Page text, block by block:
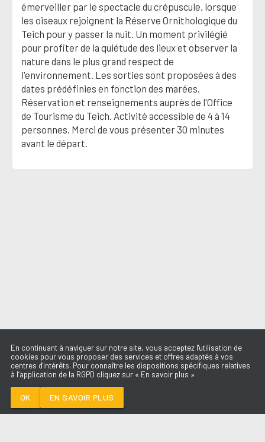
DAI DAI
émerveiller par le spectacle du crépuscule, lorsque
les oiseaux rejoignent la Réserve Ornithologique du
Teich pour y passer la nuit. Un moment privilégié
pour profiter de la quiétude des lieux et observer la
nature dans le plus grand respect de
l'environnement. Les sorties sont proposées à des
dates prédéfinies en fonction des marées.
Réservation et renseignements auprès de l'Office
de Tourisme du Teich. Activité accessible de 4 à 14
personnes. Merci de vous présenter 30 minutes
avant le départ.
En continuant à naviguer sur notre site, vous acceptez l'utilisation de
cookies pour vous proposer des services et offres adaptés à vos
centres d'intérêts. Pour connaître les dispositions spécifiques relatives
à l’application de la RGPD cliquez sur « En savoir plus »
OK EN SAVOIR PLUS